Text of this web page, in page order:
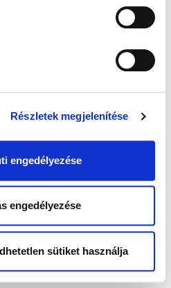
Részletek megjelenítése
engedélyezése
engedélyezése
sütiket használja